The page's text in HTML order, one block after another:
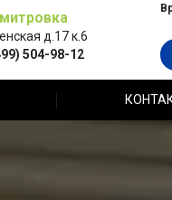
д.17 к.6
504-98-12